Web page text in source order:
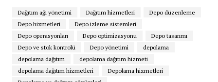
Dağıtım ağı yönetimi Dağıtım hizmetleri
Depo düzenleme
Depo hizmetleri
Depo izleme sistemleri
Depo operasyonları
Depo optimizasyonu
Depo tasarımı
Depo ve stok kontrolü
Depo yönetimi
depolama
depolama dağıtım
depolama dağıtım hizmeti
depolama dağıtım hizmetleri
Depolama hizmetleri